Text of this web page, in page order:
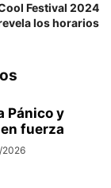
Festival 2024
los horarios
Pánico y
fuerza